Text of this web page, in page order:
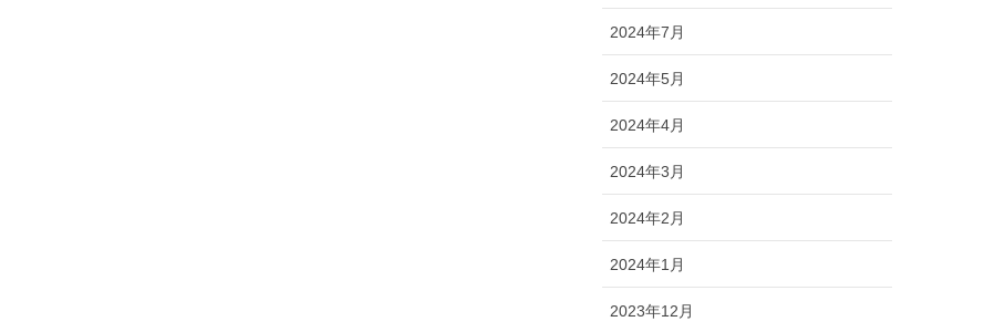
2024年7月
2024年5月
2024年4月
2024年3月
2024年2月
2024年1月
2023年12月